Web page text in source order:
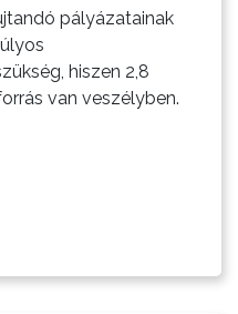
pályázatainak
hiszen 2,8
van veszélyben.